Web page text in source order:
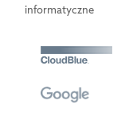
informatyczne